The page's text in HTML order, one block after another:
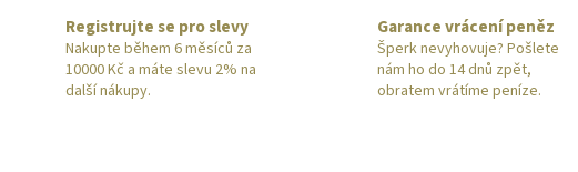
Registrujte se pro slevy
Nakupte během 6 měsíců za
10000 Kč a máte slevu 2% na
další nákupy.
Garance vrácení peněz
Šperk nevyhovuje? Pošlete
nám ho do 14 dnů zpět,
obratem vrátíme peníze.